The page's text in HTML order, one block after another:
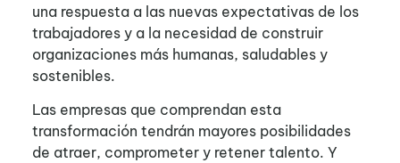
una respuesta a las nuevas expectativas de los
trabajadores y a la necesidad de construir
organizaciones más humanas, saludables y
sostenibles.
Las empresas que comprendan esta
transformación tendrán mayores posibilidades
de atraer, comprometer y retener talento. Y